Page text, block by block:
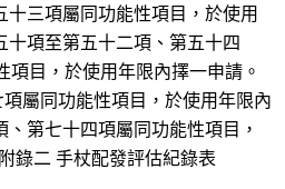
三項屬同功能性項目，於使用
項至第五十二項、第五十四
目，於使用年限內擇一申請。
屬同功能性項目，於使用年限內
第七十四項屬同功能性項目，
錄二 手杖配發評估紀錄表